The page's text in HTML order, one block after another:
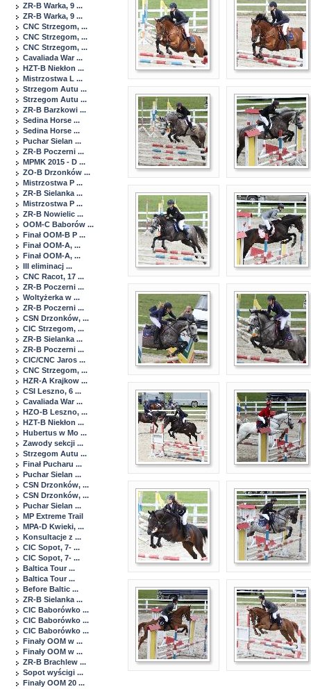
ZR-B Warka, 9 ...
ZR-B Warka, 9 ...
CNC Strzegom, ...
CNC Strzegom, ...
CNC Strzegom, ...
Cavaliada War ...
HZT-B Niekłon ...
Mistrzostwa L ...
Strzegom Autu ...
Strzegom Autu ...
ZR-B Barzkowi ...
Sedina Horse ...
Sedina Horse ...
Puchar Sielan ...
ZR-B Poczerni ...
MPMK 2015 - D ...
ZO-B Drzonków ...
Mistrzostwa P ...
ZR-B Sielanka ...
Mistrzostwa P ...
ZR-B Nowielic ...
OOM-C Baborów ...
Finał OOM-B P ...
Finał OOM-A, ...
Finał OOM-A, ...
III eliminacj ...
CNC Racot, 17 ...
ZR-B Poczerni ...
Woltyżerka w ...
ZR-B Poczerni ...
CSN Drzonków, ...
CIC Strzegom, ...
ZR-B Sielanka ...
ZR-B Poczerni ...
CIC/CNC Jaros ...
CNC Strzegom, ...
HZR-A Krajkow ...
CSI Leszno, 6 ...
Cavaliada War ...
HZO-B Leszno, ...
HZT-B Niekłon ...
Hubertus w Mo ...
Zawody sekcji ...
Strzegom Autu ...
Finał Pucharu ...
Puchar Sielan ...
CSN Drzonków, ...
CSN Drzonków, ...
Puchar Sielan ...
MP Extreme Trail
MPA-D Kwieki, ...
Konsultacje z ...
CIC Sopot, 7- ...
CIC Sopot, 7- ...
Baltica Tour ...
Baltica Tour ...
Before Baltic ...
ZR-B Sielanka ...
CIC Baborówko ...
CIC Baborówko ...
CIC Baborówko ...
Finały OOM w ...
Finały OOM w ...
ZR-B Brachlew ...
Sopot wyścigi ...
Finały OOM 20 ...